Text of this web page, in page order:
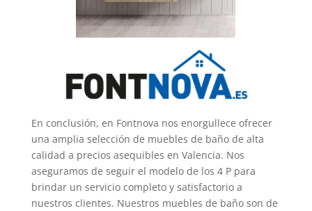
En conclusión, en Fontnova nos enorgullece ofrecer
una amplia selección de muebles de baño de alta
calidad a precios asequibles en Valencia. Nos
aseguramos de seguir el modelo de los 4 P para
brindar un servicio completo y satisfactorio a
nuestros clientes. Nuestros muebles de baño son de